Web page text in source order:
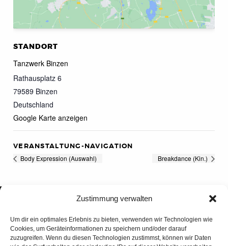
Zustimmung verwalten
Um dir ein optimales Erlebnis zu bieten, verwenden wir Technologien wie
Cookies, um Geräteinformationen zu speichern und/oder darauf
zuzugreifen. Wenn du diesen Technologien zustimmst, können wir Daten
STANDORT
Tanzwerk Binzen
Rathausplatz 6
79589 Binzen
Deutschland
Google Karte anzeigen
VERANSTALTUNG-NAVIGATION
Body Expression (Auswahl) Breakdance (Kin.)